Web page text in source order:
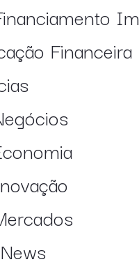
Financeira